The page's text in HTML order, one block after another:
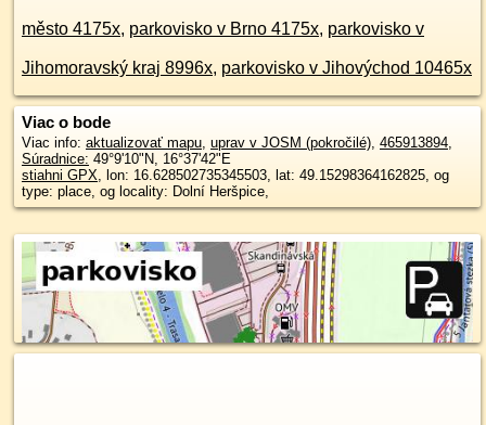
město 4175x, parkovisko v Brno 4175x, parkovisko v
Jihomoravský kraj 8996x, parkovisko v Jihovýchod 10465x
Viac o bode
Viac info: aktualizovať mapu, uprav v JOSM (pokročilé), 465913894,
Súradnice: 49°9'10"N, 16°37'42"E
stiahni GPX, lon: 16.628502735345503, lat: 49.15298364162825, og
type: place, og locality: Dolní Heršpice,